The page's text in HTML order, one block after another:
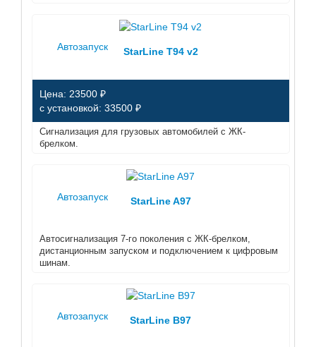
Автозапуск StarLine T94 v2
Цена: 23500 ₽
с установкой: 33500 ₽
Сигнализация для грузовых автомобилей с ЖК-
брелком.
Автозапуск StarLine A97
Автосигнализация 7-го поколения с ЖК-брелком,
дистанционным запуском и подключением к цифровым
шинам.
Автозапуск StarLine B97